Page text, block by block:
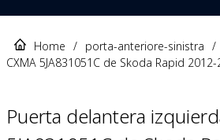
Home / porta-anteriore-sinistra /
CXMA 5JA831051C de Skoda Rapid
Puerta delantera